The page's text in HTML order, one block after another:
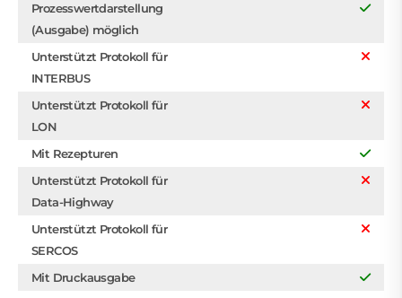
Prozesswertdarstellung
(Ausgabe) möglich
Unterstützt Protokoll für
INTERBUS
Unterstützt Protokoll für
LON
Mit Rezepturen
Unterstützt Protokoll für
Data-Highway
Unterstützt Protokoll für
SERCOS
Mit Druckausgabe